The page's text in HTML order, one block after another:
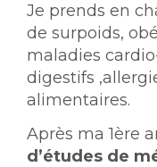
Je prends en
de surpoids,
maladies
digestifs
alimentaires.
Après ma 1ère
d’études de